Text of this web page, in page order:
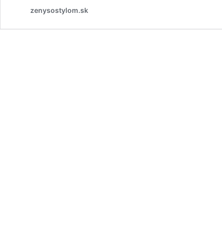
zenysostylom.sk